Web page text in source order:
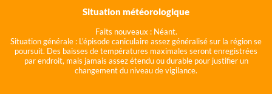
Situation météorologique
Faits nouveaux : Néant.
Situation générale : L'épisode caniculaire assez généralisé sur la région se
poursuit. Des baisses de températures maximales seront enregistrées
par endroit, mais jamais assez étendu ou durable pour justifier un
changement du niveau de vigilance.